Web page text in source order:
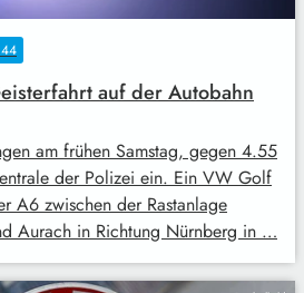
auf der Autobahn
am frühen Samstag, gegen 4.55
der Polizei ein. Ein VW Golf
A6 zwischen der Rastanlage
Aurach in Richtung Nürnberg in …